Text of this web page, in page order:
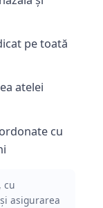
pe toată
atelei
cu
cu
asigurarea